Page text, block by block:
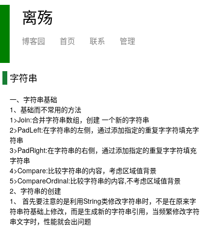
离殇
博客园 首页 联系 管理
字符串
一、字符串基础
1、基础而不常用的方法
1>Join:合并字符串数组，创建 一个新的字符串
2>PadLeft:在字符串的左侧，通过添加指定的重复字字符填充字
符串
3>PadRight:在字符串的右侧，通过添加指定的重复字字符填充
字符串
4>Compare:比较字符串的内容，考虑区域值背景
5>CompareOrdinal:比较字符串的内容,不考虑区域值背景
2、字符串的创建
1、 首先要注意的是利用String类修改字符串时，不是在原来字
符串符基础上修改，而是生成新的字符串引用，当频繁修改字符
串文字时，性能就会出问题